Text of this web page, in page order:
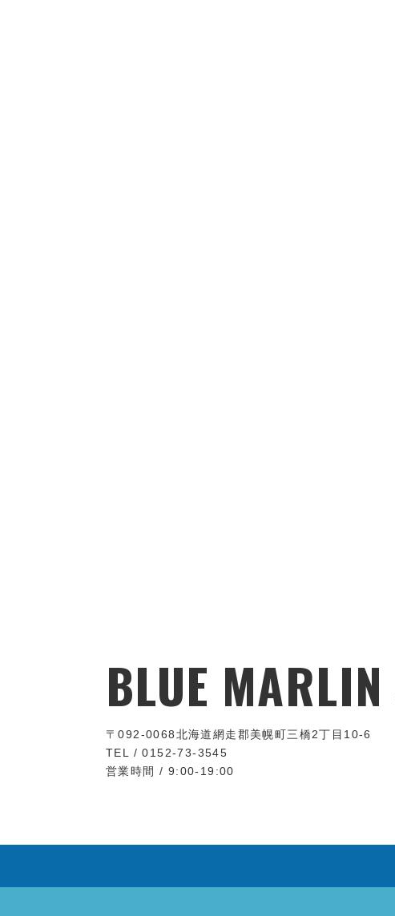
BLUE MARLIN
〒092-0068北海道網走郡美幌町三橋2丁目10-6
TEL / 0152-73-3545
営業時間 / 9:00-19:00